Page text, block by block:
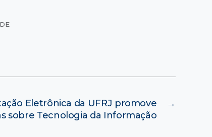
→
Eletrônica da UFRJ promove
sobre Tecnologia da Informação